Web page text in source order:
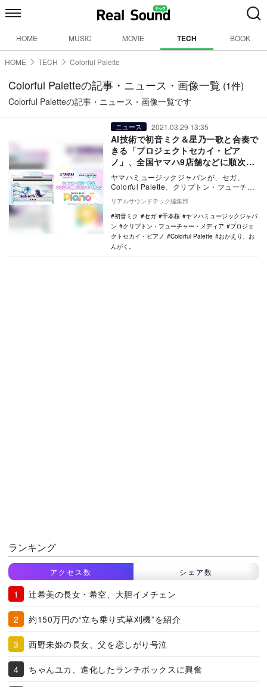
HOME MUSIC MOVIE TECH BOOK
HOME TECH Colorful Palette
Colorful Paletteの記事・ニュース・画像一覧 (1件)
Colorful Paletteの記事・ニュース・画像一覧です
ニュース 2021.03.29 13:35
AI技術で初音ミク＆星乃一歌と合奏で
きる「プロジェクトセカイ・ピア
ノ」、全国ヤマハ9店舗などに順次設
置
ヤマハミュージックジャパンが、セガ、
Colorful Palette、クリプトン・フューチャ
ー・メディアとの協力により、ヤマハの…
リアルサウンドテック編集部
初音ミク
セガ 千本桜
ヤマハミュージックジャパ
ン
クリプトン・フューチャー・メディア
プロジェ
クトセカイ・ピアノ
Colorful Palette
おかえり、お
んがく。
ランキング
アクセス数 シェア数
辻希美の長女・希空、大胆イメチェン
約150万円の“立ち乗り式草刈機”を紹介
西野未姫の長女、父を恋しがり号泣
ちゃんユカ、進化したランチボックスに興奮